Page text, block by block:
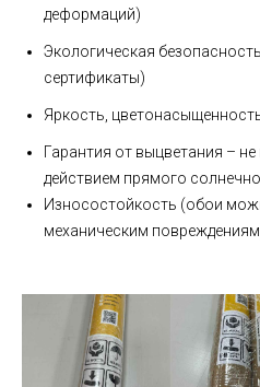
деформаций)
Экологическая
сертификаты)
Яркость,
Гарантия от выцветания – не
действием прямого
Износостойкость (обои
механическим